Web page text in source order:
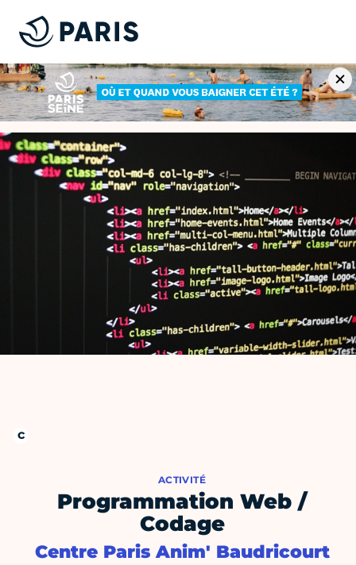
ACTIVITÉ
Programmation Web /
Codage
Centre Paris Anim' Baudricourt